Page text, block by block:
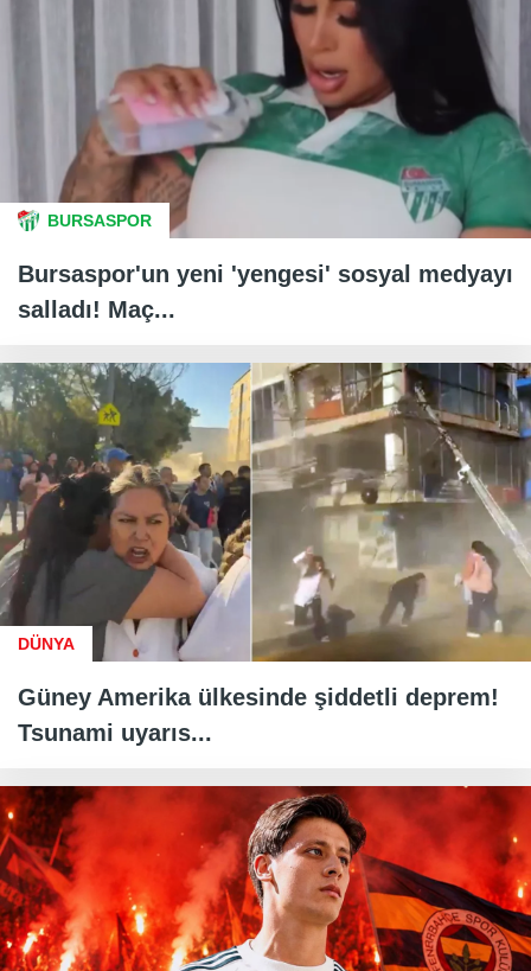
BURSASPOR
Bursaspor'un yeni 'yengesi' sosyal medyayı
salladı! Maç...
DÜNYA
Güney Amerika ülkesinde şiddetli deprem!
Tsunami uyarıs...